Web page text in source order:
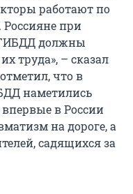
работают по
Россияне при
должны
труда», – сказал
что в
наметились
в России
на дороге, а
садящихся за